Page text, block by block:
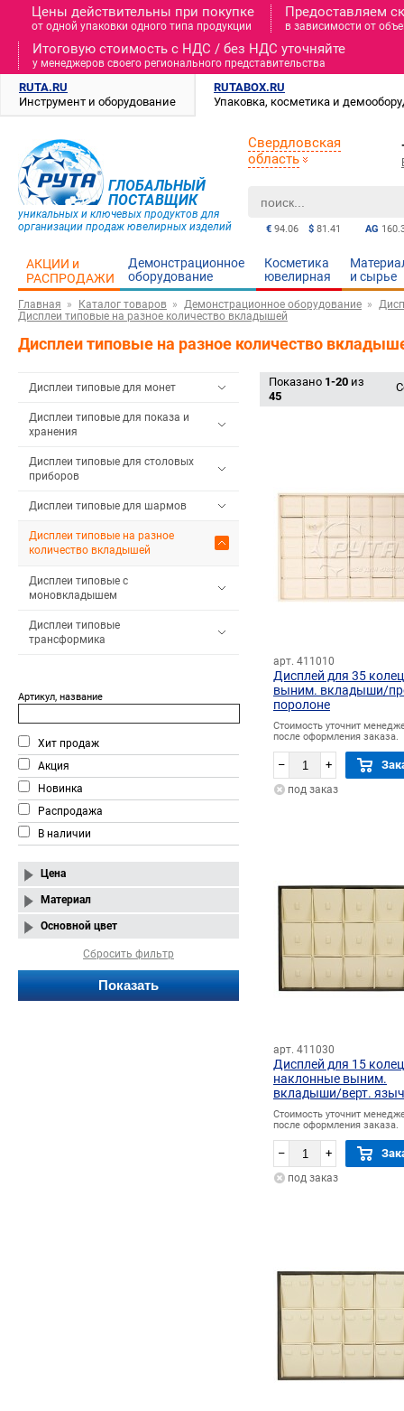
Цены действительны при покупке
от одной упаковки одного типа продукции
Предоставляем
в зависимости от
Итоговую стоимость c НДС / без НДС уточняйте
у менеджеров своего регионального представительства
RUTA.RU
Инструмент и оборудование
RUTABOX.RU
Упаковка, косметика и
ГЛОБАЛЬНЫЙ
ПОСТАВЩИК
уникальных и ключевых продуктов для
организации продаж ювелирных изделий
AG
€ 94.06 $ 81.41
Свердловская
область
АКЦИИ и
РАСПРОДАЖИ
Демонстрационное
оборудование
Косметика
ювелирная
и cырье
Главная Каталог товаров Демонстрационное оборудование
Дисплеи типовые на разное количество вкладышей
Дисплеи типовые на разное количество
Дисплеи типовые для монет
Дисплеи типовые для показа и
хранения
Дисплеи типовые для столовых
приборов
Дисплеи типовые для шармов
Дисплеи типовые на разное
количество вкладышей
Дисплеи типовые с
моновкладышем
Дисплеи типовые
трансформика
Артикул, название
Хит продаж
Акция
Новинка
Распродажа
В наличии
Цена
Материал
Основной цвет
Сбросить фильтр
Показано 1-20 из
45
арт. 411010
Дисплей для 35
выним. вкладыши/
поролоне
Стоимость уточнит
после оформления заказа.
– +
под заказ
арт. 411030
Дисплей для 15
наклонные выним.
вкладыши/верт.
прорезь для нитки
Стоимость уточнит
после оформления заказа.
– +
под заказ